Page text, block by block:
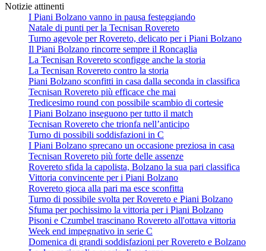
Notizie attinenti
I Piani Bolzano vanno in pausa festeggiando
Natale di punti per la Tecnisan Rovereto
Turno agevole per Rovereto, delicato per i Piani Bolzano
Il Piani Bolzano rincorre sempre il Roncaglia
La Tecnisan Rovereto sconfigge anche la storia
La Tecnisan Rovereto contro la storia
Piani Bolzano sconfitti in casa dalla seconda in classifica
Tecnisan Rovereto più efficace che mai
Tredicesimo round con possibile scambio di cortesie
I Piani Bolzano inseguono per tutto il match
Tecnisan Rovereto che trionfa nell’anticipo
Turno di possibili soddisfazioni in C
I Piani Bolzano sprecano un occasione preziosa in casa
Tecnisan Rovereto più forte delle assenze
Rovereto sfida la capolista, Bolzano la sua pari classifica
Vittoria convincente per i Piani Bolzano
Rovereto gioca alla pari ma esce sconfitta
Turno di possibile svolta per Rovereto e Piani Bolzano
Sfuma per pochissimo la vittoria per i Piani Bolzano
Pisoni e Czumbel trascinano Rovereto all'ottava vittoria
Week end impegnativo in serie C
Domenica di grandi soddisfazioni per Rovereto e Bolzano